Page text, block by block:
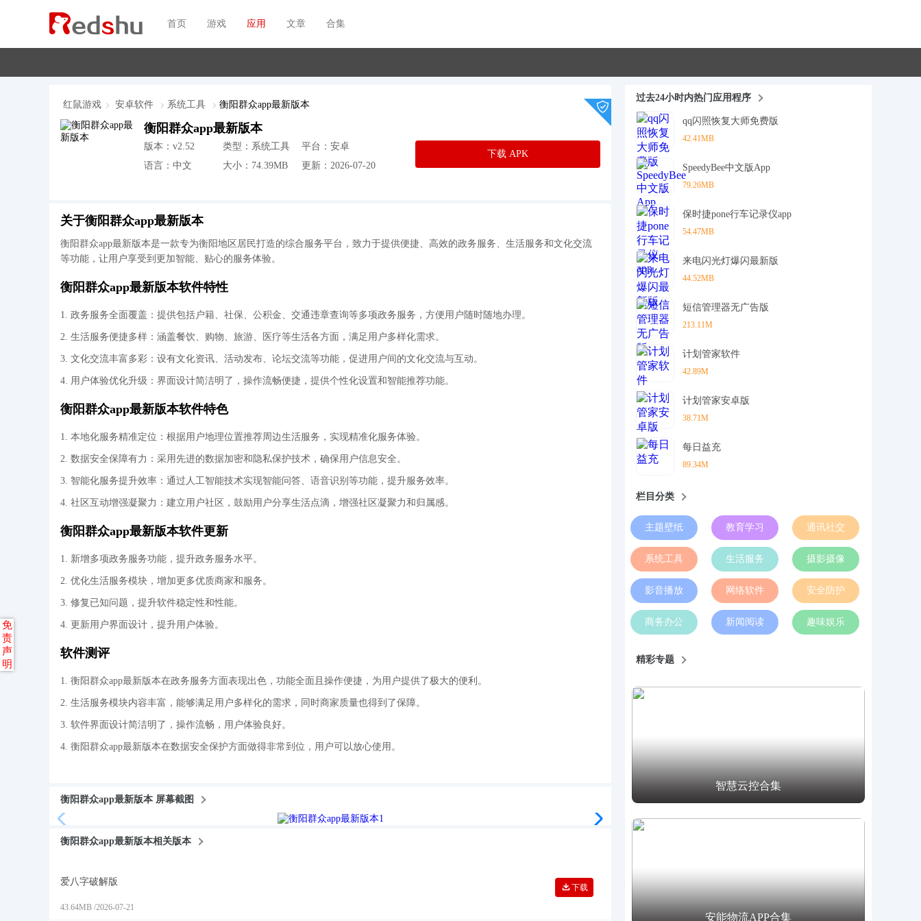
首页 游戏 应用 文章 合集
红鼠游戏 安卓软件 系统工具 衡阳群众app最新版本
衡阳群众app最新版本
版本：v2.52 类型：系统工具
平台：安卓
语言：中文
大小：74.39MB 更新：2026-07-20
下载 APK
关于衡阳群众app最新版本
衡阳群众app最新版本是一款专为衡阳地区居民打造的综合服务平台，致力于提供便捷、高效的政务服务、生活服务和文化交流
等功能，让用户享受到更加智能、贴心的服务体验。
衡阳群众app最新版本软件特性
1. 政务服务全面覆盖：提供包括户籍、社保、公积金、交通违章查询等多项政务服务，方便用户随时随地办理。
2. 生活服务便捷多样：涵盖餐饮、购物、旅游、医疗等生活各方面，满足用户多样化需求。
3. 文化交流丰富多彩：设有文化资讯、活动发布、论坛交流等功能，促进用户间的文化交流与互动。
4. 用户体验优化升级：界面设计简洁明了，操作流畅便捷，提供个性化设置和智能推荐功能。
衡阳群众app最新版本软件特色
1. 本地化服务精准定位：根据用户地理位置推荐周边生活服务，实现精准化服务体验。
2. 数据安全保障有力：采用先进的数据加密和隐私保护技术，确保用户信息安全。
3. 智能化服务提升效率：通过人工智能技术实现智能问答、语音识别等功能，提升服务效率。
4. 社区互动增强凝聚力：建立用户社区，鼓励用户分享生活点滴，增强社区凝聚力和归属感。
衡阳群众app最新版本软件更新
1. 新增多项政务服务功能，提升政务服务水平。
2. 优化生活服务模块，增加更多优质商家和服务。
3. 修复已知问题，提升软件稳定性和性能。
4. 更新用户界面设计，提升用户体验。
软件测评
1. 衡阳群众app最新版本在政务服务方面表现出色，功能全面且操作便捷，为用户提供了极大的便利。
2. 生活服务模块内容丰富，能够满足用户多样化的需求，同时商家质量也得到了保障。
3. 软件界面设计简洁明了，操作流畅，用户体验良好。
4. 衡阳群众app最新版本在数据安全保护方面做得非常到位，用户可以放心使用。
衡阳群众app最新版本 屏幕截图
衡阳群众app最新版本相关版本
爱八字破解版
43.64MB /2026-07-21
下载
过去24小时内热门应用程序
qq闪照恢复大师免费版
42.41MB
SpeedyBee中文版App
79.26MB
保时捷pone行车记录仪app
54.47MB
来电闪光灯爆闪最新版
44.52MB
短信管理器无广告版
213.11M
计划管家软件
42.89M
计划管家安卓版
38.71M
每日益充
89.34M
栏目分类
主题壁纸 教育学习 通讯社交
系统工具 生活服务 摄影摄像
影音播放 网络软件 安全防护
商务办公 新闻阅读 趣味娱乐
精彩专题
智慧云控合集
安能物流APP合集
免
责
声
明